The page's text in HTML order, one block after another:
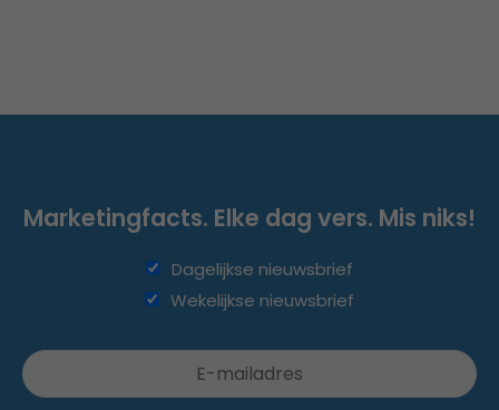
Marketingfacts. Elke dag vers. Mis niks!
Dagelijkse nieuwsbrief
Wekelijkse nieuwsbrief